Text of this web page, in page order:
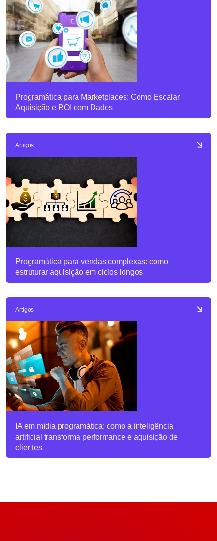
Programática para Marketplaces: Como Escalar
Aquisição e ROI com Dados
Artigos
Programática para vendas complexas: como
estruturar aquisição em ciclos longos
Artigos
IA em mídia programática: como a inteligência
artificial transforma performance e aquisição de
clientes